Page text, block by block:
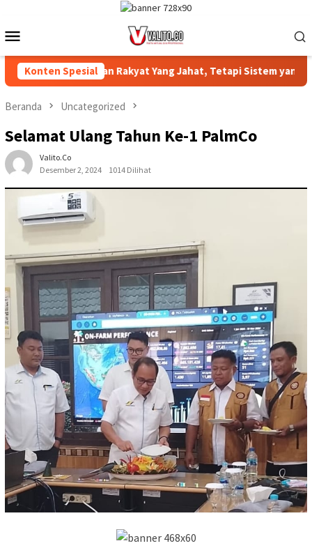
konten
Mobile
Konten Spesial
Bukan Rakyat Yang Jahat, Tetapi Sistem yang Merampas
Beranda Uncategorized
Selamat Ulang Tahun Ke-1 PalmCo
Valito.co
Desember 2, 2024
1014 Dilihat